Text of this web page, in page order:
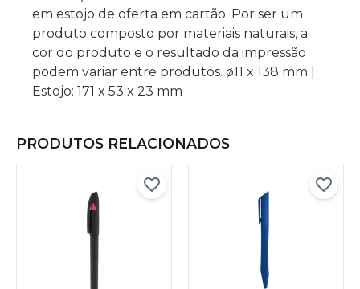
em estojo de oferta em cartão. Por ser um
produto composto por materiais naturais, a
cor do produto e o resultado da impressão
podem variar entre produtos. ø11 x 138 mm |
Estojo: 171 x 53 x 23 mm
PRODUTOS RELACIONADOS